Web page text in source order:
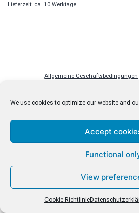
We use cookies to optimize our website and
Accept
Functional
View
Cookie-Richtlinie
Lieferzeit: ca. 10 Werktage
Allgemeine Geschäftsbedingungen